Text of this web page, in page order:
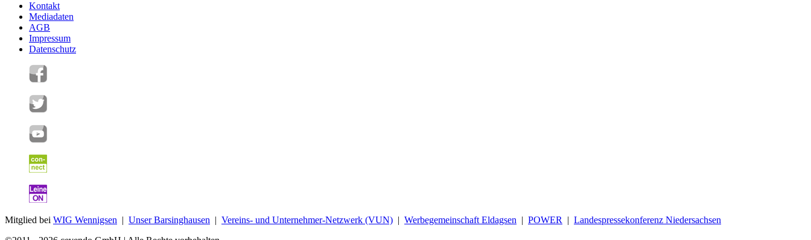
Kontakt
Mediadaten
AGB
Impressum
Datenschutz
Mitglied bei WIG Wennigsen | Unser Barsinghausen | Vereins- und Unternehmer-Netzwerk (VUN) | Werbegemeinschaft Eldagsen | POWER | Landespressekonferenz Niedersachsen